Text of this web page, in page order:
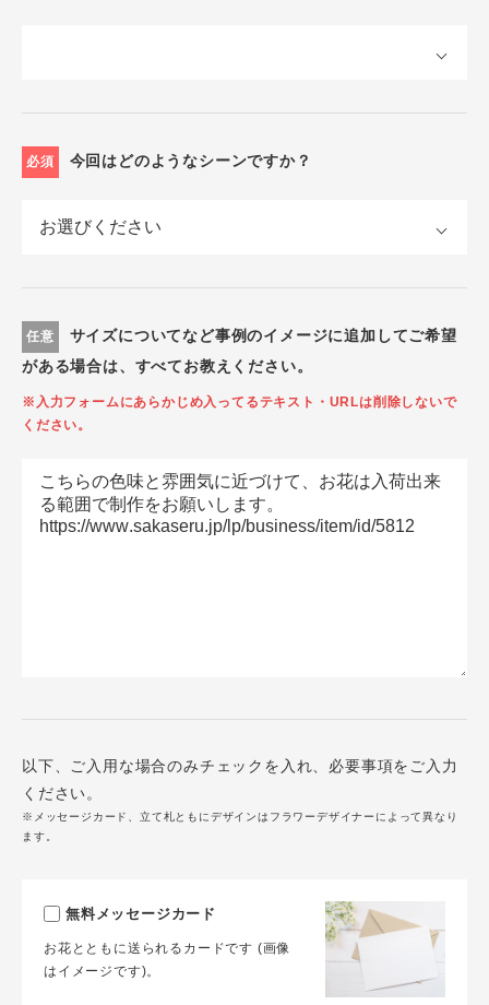
必須 今回はどのようなシーンですか？
任意
サイズについてなど事例のイメージに追加してご希望
がある場合は、すべてお教えください。
※入力フォームにあらかじめ入ってるテキスト・URLは削除しないで
ください。
以下、ご入用な場合のみチェックを入れ、必要事項をご入力
ください。
※メッセージカード、立て札ともにデザインはフラワーデザイナーによって異なり
ます。
無料メッセージカード
お花とともに送られるカードです (画像
はイメージです)。